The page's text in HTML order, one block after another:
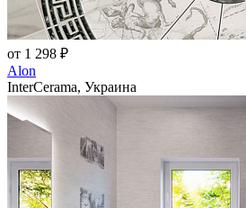
от 1 298 ₽
Alon
InterCerama, Украина